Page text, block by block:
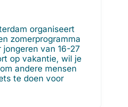
organiseert
zomerprogramma
van 16-27
op vakantie, wil je
andere mensen
te doen voor